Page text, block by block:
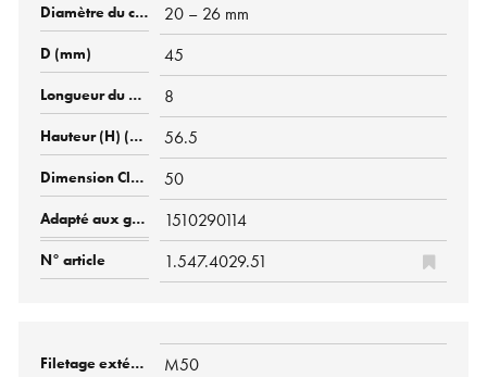
20 – 26 mm
45
8
56.5
50
1510290114
1.547.4029.51
M50